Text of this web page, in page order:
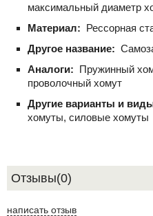
максимальный диаметр
Материал: Рессорная
Другое название:
Аналоги: Пружинный
проволочный хомут
Другие варианты и
хомуты, силовые хомуты
Отзывы(0)
написать отзыв